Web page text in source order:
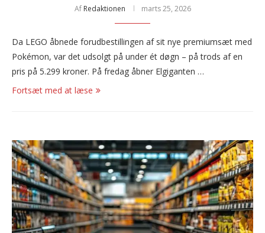
Af Redaktionen marts 25, 2026
Da LEGO åbnede forudbestillingen af sit nye premiumsæt med
Pokémon, var det udsolgt på under ét døgn – på trods af en
pris på 5.299 kroner. På fredag åbner Elgiganten …
Fortsæt med at læse